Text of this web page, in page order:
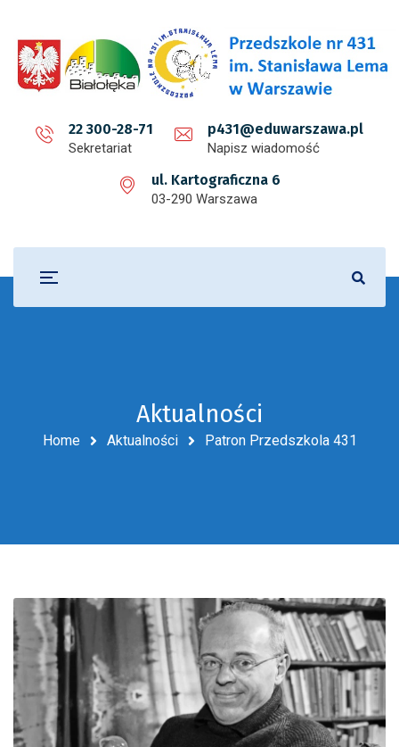
22 300-28-71
Sekretariat
p431@eduwarszawa.pl
Napisz wiadomość
ul. Kartograficzna 6
03-290 Warszawa
Aktualności
Home Aktualności Patron Przedszkola 431